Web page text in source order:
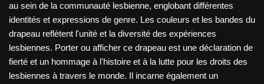
au sein de la communauté lesbienne, englobant différentes
identités et expressions de genre. Les couleurs et les bandes du
drapeau reflètent l'unité et la diversité des expériences
lesbiennes. Porter ou afficher ce drapeau est une déclaration de
fierté et un hommage à l'histoire et à la lutte pour les droits des
lesbiennes à travers le monde. Il incarne également un